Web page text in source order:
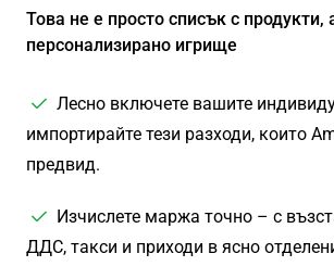
Това не е просто списък с продукти,
персонализирано игрище
Лесно включете вашите
импортирайте тези разходи, които
предвид.
Изчислете маржа точно – с
ДДС, такси и приходи в ясно